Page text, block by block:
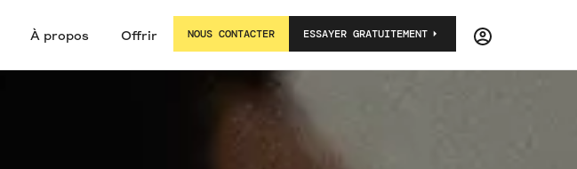
À propos Offrir NOUS CONTACTER ESSAYER GRATUITEMENT